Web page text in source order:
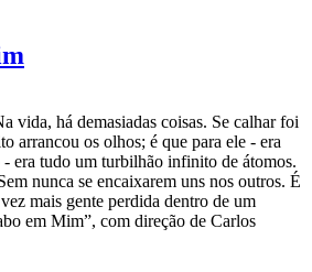
vida, há demasiadas coisas. Se calhar foi
arrancou os olhos; é que para ele - era
era tudo um turbilhão infinito de átomos.
nunca se encaixarem uns nos outros. É
mais gente perdida dentro de um
em Mim”, com direção de Carlos